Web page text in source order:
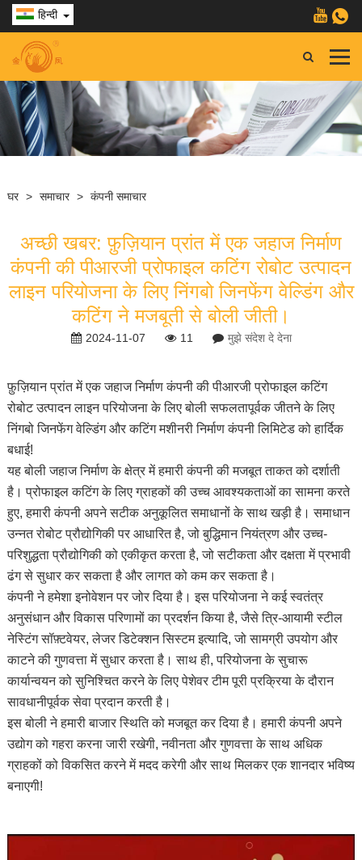
हिन्दी
घर > समाचार > कंपनी समाचार
अच्छी खबर: फ़ुज़ियान प्रांत में एक जहाज निर्माण
कंपनी की पीआरजी प्रोफाइल कटिंग रोबोट उत्पादन
लाइन परियोजना के लिए निंगबो जिनफेंग वेल्डिंग और
कटिंग ने मजबूती से बोली जीती।
2024-11-07 11 मुझे संदेश दे देना
फ़ुज़ियान प्रांत में एक जहाज निर्माण कंपनी की पीआरजी प्रोफाइल कटिंग
रोबोट उत्पादन लाइन परियोजना के लिए बोली सफलतापूर्वक जीतने के लिए
निंगबो जिनफेंग वेल्डिंग और कटिंग मशीनरी निर्माण कंपनी लिमिटेड को हार्दिक
बधाई!
यह बोली जहाज निर्माण के क्षेत्र में हमारी कंपनी की मजबूत ताकत को दर्शाती
है। प्रोफाइल कटिंग के लिए ग्राहकों की उच्च आवश्यकताओं का सामना करते
हुए, हमारी कंपनी अपने सटीक अनुकूलित समाधानों के साथ खड़ी है। समाधान
उन्नत रोबोट प्रौद्योगिकी पर आधारित है, जो बुद्धिमान नियंत्रण और उच्च-
परिशुद्धता प्रौद्योगिकी को एकीकृत करता है, जो सटीकता और दक्षता में प्रभावी
ढंग से सुधार कर सकता है और लागत को कम कर सकता है।
कंपनी ने हमेशा इनोवेशन पर जोर दिया है। इस परियोजना ने कई स्वतंत्र
अनुसंधान और विकास परिणामों का प्रदर्शन किया है, जैसे त्रि-आयामी स्टील
नेस्टिंग सॉफ़्टवेयर, लेजर डिटेक्शन सिस्टम इत्यादि, जो सामग्री उपयोग और
काटने की गुणवत्ता में सुधार करता है। साथ ही, परियोजना के सुचारू
कार्यान्वयन को सुनिश्चित करने के लिए पेशेवर टीम पूरी प्रक्रिया के दौरान
सावधानीपूर्वक सेवा प्रदान करती है।
इस बोली ने हमारी बाजार स्थिति को मजबूत कर दिया है। हमारी कंपनी अपने
उद्योग को गहरा करना जारी रखेगी, नवीनता और गुणवत्ता के साथ अधिक
ग्राहकों को विकसित करने में मदद करेगी और साथ मिलकर एक शानदार भविष्य
बनाएगी!